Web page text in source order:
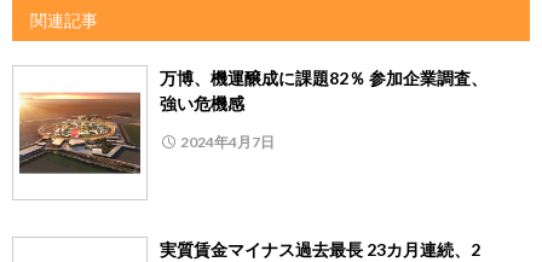
関連記事
万博、機運醸成に課題82％ 参加企業調査、
強い危機感
2024年4月7日
実質賃金マイナス過去最長 23カ月連続、2